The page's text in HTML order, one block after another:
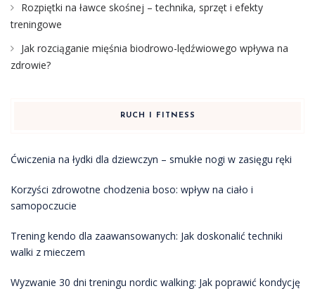
Rozpiętki na ławce skośnej – technika, sprzęt i efekty
treningowe
Jak rozciąganie mięśnia biodrowo-lędźwiowego wpływa na
zdrowie?
RUCH I FITNESS
Ćwiczenia na łydki dla dziewczyn – smukłe nogi w zasięgu ręki
Korzyści zdrowotne chodzenia boso: wpływ na ciało i
samopoczucie
Trening kendo dla zaawansowanych: Jak doskonalić techniki
walki z mieczem
Wyzwanie 30 dni treningu nordic walking: Jak poprawić kondycję